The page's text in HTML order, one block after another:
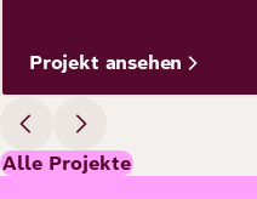
Projekt ansehen
Alle Projekte